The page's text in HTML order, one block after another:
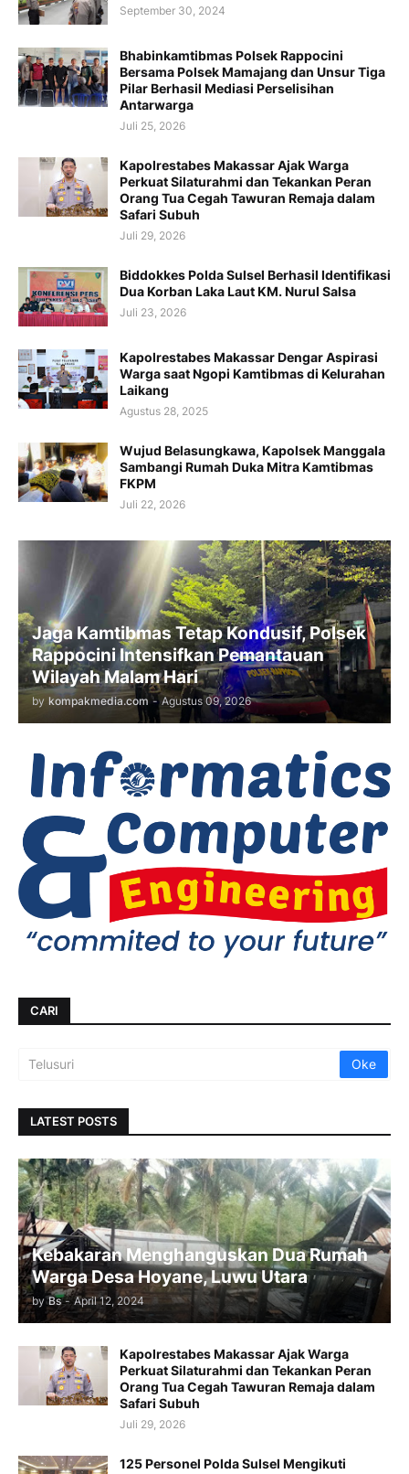
September 30, 2024
Bhabinkamtibmas Polsek Rappocini
Bersama Polsek Mamajang dan Unsur Tiga
Pilar Berhasil Mediasi Perselisihan
Antarwarga
Juli 25, 2026
Kapolrestabes Makassar Ajak Warga
Perkuat Silaturahmi dan Tekankan Peran
Orang Tua Cegah Tawuran Remaja dalam
Safari Subuh
Juli 29, 2026
Biddokkes Polda Sulsel Berhasil Identifikasi
Dua Korban Laka Laut KM. Nurul Salsa
Juli 23, 2026
Kapolrestabes Makassar Dengar Aspirasi
Warga saat Ngopi Kamtibmas di Kelurahan
Laikang
Agustus 28, 2025
Wujud Belasungkawa, Kapolsek Manggala
Sambangi Rumah Duka Mitra Kamtibmas
FKPM
Juli 22, 2026
Jaga Kamtibmas Tetap Kondusif, Polsek
Rappocini Intensifkan Pemantauan
Wilayah Malam Hari
by kompakmedia.com - Agustus 09, 2026
CARI
LATEST POSTS
Kebakaran Menghanguskan Dua Rumah
Warga Desa Hoyane, Luwu Utara
by Bs - April 12, 2024
Kapolrestabes Makassar Ajak Warga
Perkuat Silaturahmi dan Tekankan Peran
Orang Tua Cegah Tawuran Remaja dalam
Safari Subuh
Juli 29, 2026
125 Personel Polda Sulsel Mengikuti